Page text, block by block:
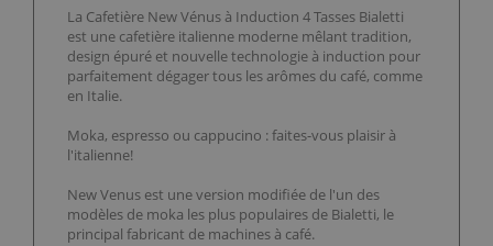
La Cafetière New Vénus à Induction 4 Tasses Bialetti
est une cafetière italienne moderne mêlant tradition,
design épuré et nouvelle technologie à induction pour
parfaitement dégager tous les arômes du café, comme
en Italie.
Moka, espresso ou cappucino : faites-vous plaisir à
l'italienne!
New Venus est une version modifiée de l'un des
modèles de moka les plus populaires de Bialetti, le
principal fabricant de machines à café.